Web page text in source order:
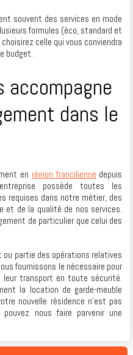
souvent des services en mode
formules (éco, standard et
celle qui vous conviendra
budget.
accompagne
dans le
en région francilienne depuis
possède toutes les
requises dans notre métier, des
et de la qualité de nos services.
de particulier que celui des
ou partie des opérations relatives
fournissons le nécessaire pour
transport en toute sécurité.
la location de garde-meuble
nouvelle résidence n’est pas
nous faire parvenir une